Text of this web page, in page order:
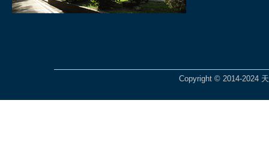
Copyright © 2014-2024